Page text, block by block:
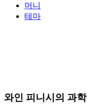
머니
테마
와인 피니시의 과학